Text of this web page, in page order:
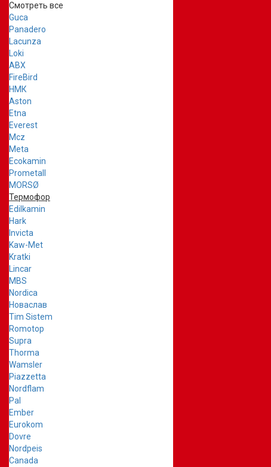
Смотреть все
Guca
Panadero
Lacunza
Loki
ABX
FireBird
НМК
Aston
Etna
Everest
Mcz
Meta
Ecokamin
Prometall
MORSØ
Термофор
Edilkamin
Hark
Invicta
Kaw-Met
Kratki
Lincar
MBS
Nordica
Новаслав
Tim Sistem
Romotop
Supra
Thorma
Wamsler
Piazzetta
Nordflam
Pal
Ember
Eurokom
Dovre
Nordpeis
Canada